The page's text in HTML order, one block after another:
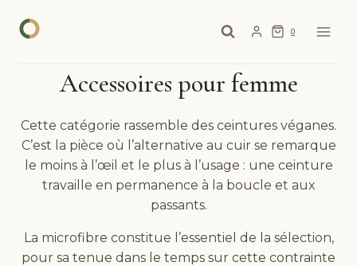
0
Accessoires pour femme
Cette catégorie rassemble des ceintures véganes.
C’est la pièce où l’alternative au cuir se remarque
le moins à l’œil et le plus à l’usage : une ceinture
travaille en permanence à la boucle et aux
passants.
La microfibre constitue l’essentiel de la sélection,
pour sa tenue dans le temps sur cette contrainte